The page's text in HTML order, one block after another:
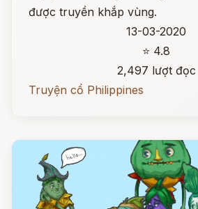
được truyền khắp vùng.
13-03-2020
⭐ 4.8
2,497 lượt đọc
Truyện cổ Philippines